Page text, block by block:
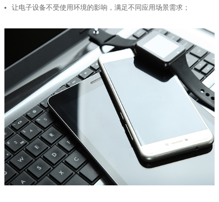
让电子设备不受使用环境的影响，满足不同应用场景需求；